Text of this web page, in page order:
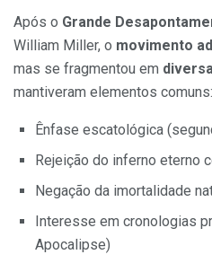
Após o Grande
William Miller, o movimento
mas se fragmentou em
mantiveram elementos comuns:
Ênfase escatológica
Rejeição do inferno eterno
Negação da imortalidade
Interesse em cronologias
Apocalipse)